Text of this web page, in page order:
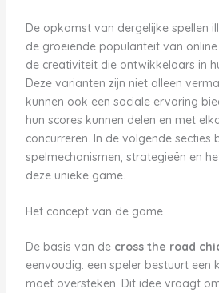
De opkomst van dergelijke spellen
de groeiende populariteit van
de creativiteit die ontwikkelaars in
Deze varianten zijn niet alleen
kunnen ook een sociale ervaring
hun scores kunnen delen en met
concurreren. In de volgende secties
spelmechanismen, strategieën en
deze unieke game.
Het concept van de game
De basis van de cross the road
eenvoudig: een speler bestuurt een
moet oversteken. Dit idee vraagt